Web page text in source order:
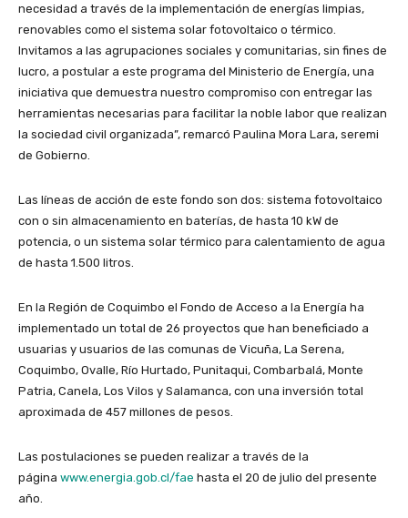
necesidad a través de la implementación de energías limpias,
renovables como el sistema solar fotovoltaico o térmico.
Invitamos a las agrupaciones sociales y comunitarias, sin fines de
lucro, a postular a este programa del Ministerio de Energía, una
iniciativa que demuestra nuestro compromiso con entregar las
herramientas necesarias para facilitar la noble labor que realizan
la sociedad civil organizada”, remarcó Paulina Mora Lara, seremi
de Gobierno.
Las líneas de acción de este fondo son dos: sistema fotovoltaico
con o sin almacenamiento en baterías, de hasta 10 kW de
potencia, o un sistema solar térmico para calentamiento de agua
de hasta 1.500 litros.
En la Región de Coquimbo el Fondo de Acceso a la Energía ha
implementado un total de 26 proyectos que han beneficiado a
usuarias y usuarios de las comunas de Vicuña, La Serena,
Coquimbo, Ovalle, Río Hurtado, Punitaqui, Combarbalá, Monte
Patria, Canela, Los Vilos y Salamanca, con una inversión total
aproximada de 457 millones de pesos.
Las postulaciones se pueden realizar a través de la
página www.energia.gob.cl/fae hasta el 20 de julio del presente
año.